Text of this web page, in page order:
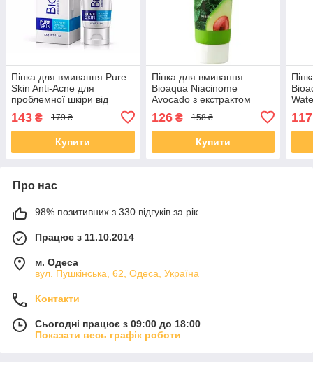
Пінка для вмивання Pure
Skin Anti-Acne для
проблемної шкіри від
143 ₴ 179 ₴
Купити
Пінка для вмивання
Bioaqua Niacinome
Avocado з екстрактом
126₴ 158 ₴
Купити
117
Про нас
98% позитивних з 330 відгуків за рік
Працює з 11.10.2014
м. Одеса
вул. Пушкінська, 62, Одеса, Україна
Контакти
Сьогодні працює з 09:00 до 18:00
Показати весь графік роботи